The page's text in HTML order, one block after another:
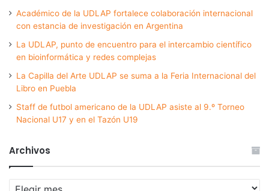
Académico de la UDLAP fortalece colaboración internacional
con estancia de investigación en Argentina
La UDLAP, punto de encuentro para el intercambio científico
en bioinformática y redes complejas
La Capilla del Arte UDLAP se suma a la Feria Internacional del
Libro en Puebla
Staff de futbol americano de la UDLAP asiste al 9.º Torneo
Nacional U17 y en el Tazón U19
Archivos
Archivos